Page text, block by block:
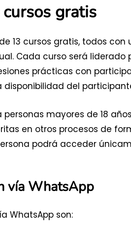
gratis
13 cursos gratis, todos
Cada curso será liderado
prácticas con
del
mayores de 18
en otros procesos de
podrá acceder
vía WhatsApp
WhatsApp son: